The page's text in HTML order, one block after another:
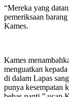
“Mereka yang
pemeriksaan
Kames.
Kames
menguatkan
di dalam Lapas
punya kesempatan